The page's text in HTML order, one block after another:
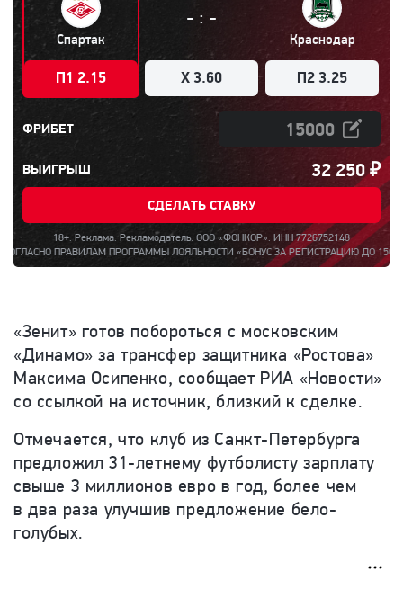
Спартак
П1 2.15
- : -
X 3.60
Краснодар
П2 3.25
ФРИБЕТ
ВЫИГРЫШ 32 250₽
СДЕЛАТЬ СТАВКУ
18+. Реклама. Рекламодатель: ООО «ФОНКОР». ИНН 7726752148
ПРОГРАММЫ ЛОЯЛЬНОСТИ «БОНУС ЗА РЕГИСТРАЦИЮ ДО 15000».
«Зенит» готов побороться с московским
«Динамо» за трансфер защитника «Ростова»
Максима Осипенко, сообщает РИА «Новости»
со ссылкой на источник, близкий к сделке.
Отмечается, что клуб из Санкт-Петербурга
предложил 31-летнему футболисту зарплату
свыше 3 миллионов евро в год, более чем
в два раза улучшив предложение бело-
голубых.